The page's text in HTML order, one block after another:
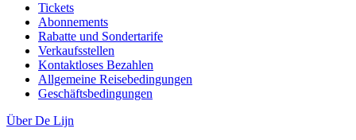
Tickets
Abonnements
Rabatte und Sondertarife
Verkaufsstellen
Kontaktloses Bezahlen
Allgemeine Reisebedingungen
Geschäftsbedingungen
Über De Lijn